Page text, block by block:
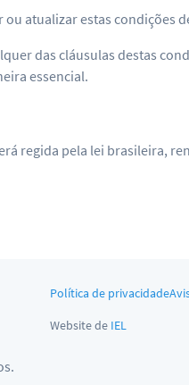
ou atualizar estas
das cláusulas destas
essencial.
regida pela lei brasileira,
Política de privacidade
Website de IEL